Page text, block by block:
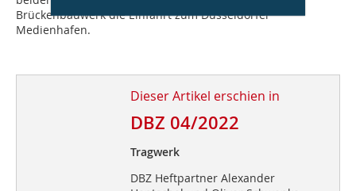
Brückenbauwerk die Einfahrt zum Düsseldorfer
Medienhafen.
Dieser Artikel erschien in
DBZ 04/2022
Tragwerk
DBZ Heftpartner Alexander